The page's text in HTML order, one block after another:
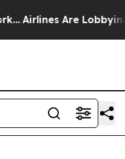
Airlines Are Lobbying